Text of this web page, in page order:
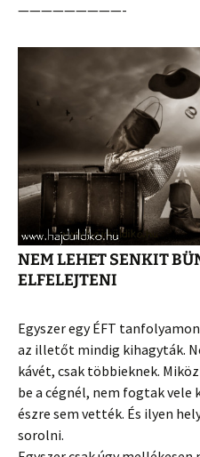
—————————-
NEM LEHET SENKIT
ELFELEJTENI
Egyszer egy ÉFT
az illetőt mindig kihagyták.
kávét, csak többieknek.
be a cégnél, nem fogtak
észre sem vették. És ilyen
sorolni.